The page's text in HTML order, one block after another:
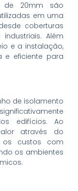
de 20mm são
em uma
coberturas
Além
e a instalação,
e eficiente para
de isolamento
edifícios. Ao
através do
os custos com
os ambientes